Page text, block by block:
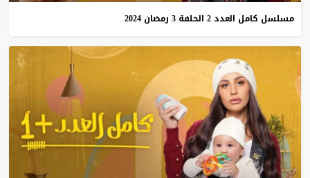
مسلسل كامل العدد 2 الحلفة 3 رمضان 2024